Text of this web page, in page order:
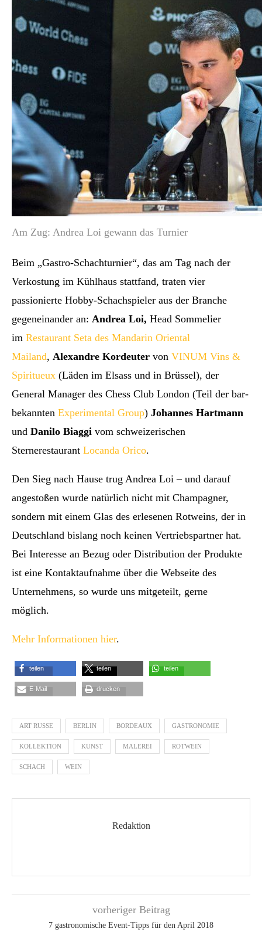
Am Zug: Andrea Loi gewann das Turnier
Beim „Gastro-Schachturnier“, das am Tag nach der
Verkostung im Kühlhaus stattfand, traten vier
passionierte Hobby-Schachspieler aus der Branche
gegeneinander an: Andrea Loi, Head Sommelier
im Restaurant Seta des Mandarin Oriental
Mailand, Alexandre Kordeuter von VINUM Vins &
Spiritueux (Läden im Elsass und in Brüssel), der
General Manager des Chess Club London (Teil der bar-
bekannten Experimental Group) Johannes Hartmann
und Danilo Biaggi vom schweizerischen
Sternerestaurant Locanda Orico.
Den Sieg nach Hause trug Andrea Loi – und darauf
angestoßen wurde natürlich nicht mit Champagner,
sondern mit einem Glas des erlesenen Rotweins, der in
Deutschland bislang noch keinen Vertriebspartner hat.
Bei Interesse an Bezug oder Distribution der Produkte
ist eine Kontaktaufnahme über die Webseite des
Unternehmens, so wurde uns mitgeteilt, gerne
möglich.
Mehr Informationen hier.
teilen teilen teilen
E-Mail drucken
ART RUSSE BERLIN BORDEAUX GASTRONOMIE
KOLLEKTION KUNST MALEREI ROTWEIN
SCHACH WEIN
Redaktion
vorheriger Beitrag
7 gastro­nomische Event-Tipps für den April 2018